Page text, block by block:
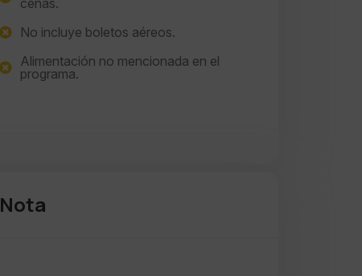
cenas.
No incluye boletos aéreos.
Alimentación no mencionada en el
programa.
Nota